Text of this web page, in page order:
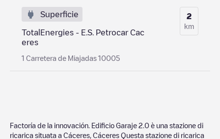
Superficie
TotalEnergies - E.S. Petrocar Cac
eres
1 Carretera de Miajadas 10005
2
km
Factoría de la innovación. Edificio Garaje 2.0 è una stazione di
ricarica situata a Cáceres Cáceres Questa stazione di ricarica